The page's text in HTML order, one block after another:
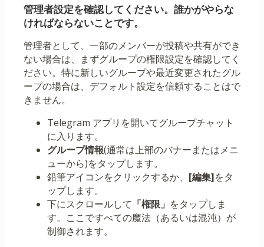
管理者設定を確認してください。誰かがやらな
ければならないことです。
管理者として、一部のメンバーが投稿や共有ができ
ない場合は、まずグループの権限設定を確認してく
ださい。特に新しいグループや最近変更されたグル
ープの場合は、デフォルト設定を信頼することはで
きません。
Telegram アプリを開いてグループチャット
に入ります。
グループ情報(通常は上部のバナーまたはメニ
ューから)をタップします。
鉛筆アイコンをクリックするか、 [編集]をタ
ップします。
下にスクロールして 「権限」 をタップしま
す。ここですべての魔法（あるいは混沌）が
制御されます。